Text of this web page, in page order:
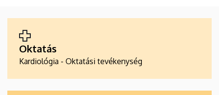
Oktatás
Kardiológia - Oktatási tevékenység